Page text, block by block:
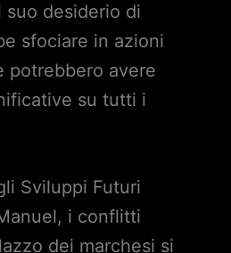
suo desiderio di
sfociare in azioni
potrebbero avere
su tutti i
Sviluppi Futuri
i conflitti
dei marchesi si